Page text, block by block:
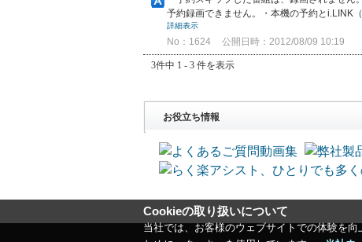
予約録画できません。・本機の予約とi.LINK
詳細表示
No：1624 公開日時：2012/08/09 10:19
3件中 1 - 3 件を表示
お役立ち情報
Cookieの取り扱いについて
当社では、お客様のウェブサイトでの体験を